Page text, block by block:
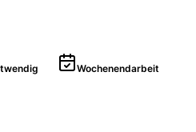
Wochenendarbeit